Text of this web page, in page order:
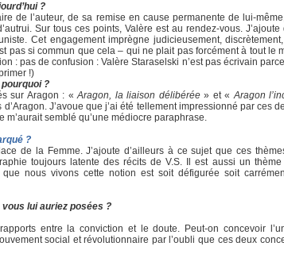
?
de l’auteur, de sa remise en cause permanente de lui-
Sur tous ces points, Valère est au rendez-vous. J’ajoute
Cet engagement imprègne judicieusement,
pas si commun que cela – qui ne plait pas forcément à tout le
: pas de confusion : Valère Staraselski n’est pas écrivain
!)
?
sur Aragon : «Aragon, la liaison délibérée» et «Aragon
J’avoue que j’ai été tellement impressionné par ces
semblé qu’une médiocre paraphrase.
?
de la Femme. J’ajoute d’ailleurs à ce sujet que ces
toujours latente des récits de V.S. Il est aussi un thème
nous vivons cette notion est soit défigurée soit
lui auriez posées ?
entre la conviction et le doute. Peut-on concevoir
social et révolutionnaire par l’oubli que ces deux